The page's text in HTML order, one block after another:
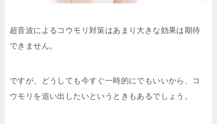
超音波によるコウモリ対策はあまり大きな効果は期待
できません。
ですが、どうしても今すぐ一時的にでもいいから、コ
ウモリを追い出したいというときもあるでしょう。